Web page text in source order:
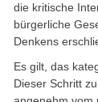
die kritische
bürgerliche
Denkens
Es gilt, das
Dieser Schritt